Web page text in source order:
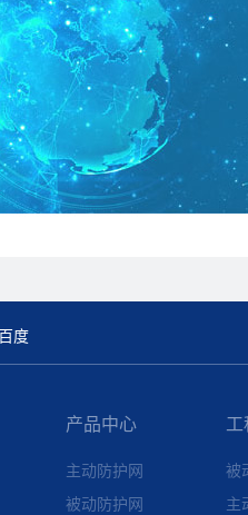
度
产品中心
主动防护网
被动防护网
被
主